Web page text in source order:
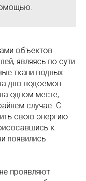
объектов
являясь по сути
ткани водных
дно водоемов.
одном месте,
случае. С
свою энергию
к
появились
проявляют